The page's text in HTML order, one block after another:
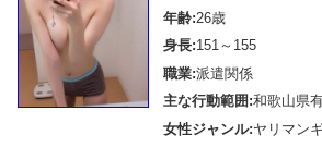
年齢:26歳
身長:151～155
職業:派遣関係
主な行動範囲:和歌山県
女性ジャンル:ヤリマン